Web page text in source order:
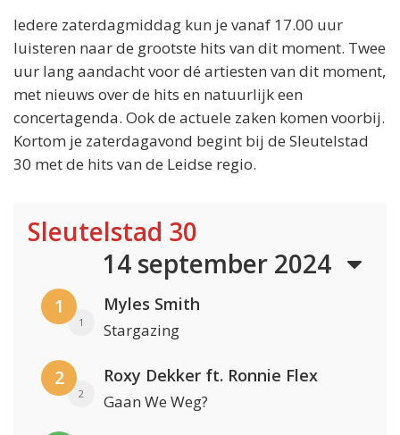
Iedere zaterdagmiddag kun je vanaf 17.00 uur
luisteren naar de grootste hits van dit moment. Twee
uur lang aandacht voor dé artiesten van dit moment,
met nieuws over de hits en natuurlijk een
concertagenda. Ook de actuele zaken komen voorbij.
Kortom je zaterdagavond begint bij de Sleutelstad
30 met de hits van de Leidse regio.
Sleutelstad 30
14 september 2024
1
1
Myles Smith
Stargazing
2
2
Roxy Dekker ft. Ronnie Flex
Gaan We Weg?